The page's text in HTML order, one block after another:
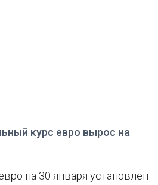
курс евро вырос на
на 30 января установлен